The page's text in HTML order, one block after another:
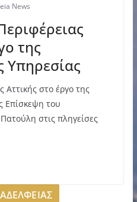
News
της
Υπηρεσίας
Αττικής στο έργο της
Επίσκεψη του
στις πληγείσες